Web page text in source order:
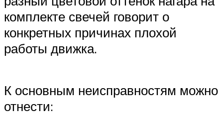
комплекте свечей говорит о
конкретных причинах плохой
работы движка.
К основным неисправностям можно
отнести: